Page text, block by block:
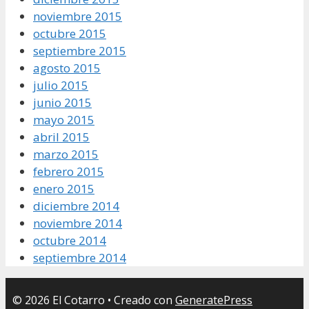
noviembre 2015
octubre 2015
septiembre 2015
agosto 2015
julio 2015
junio 2015
mayo 2015
abril 2015
marzo 2015
febrero 2015
enero 2015
diciembre 2014
noviembre 2014
octubre 2014
septiembre 2014
© 2026 El Cotarro • Creado con GeneratePress